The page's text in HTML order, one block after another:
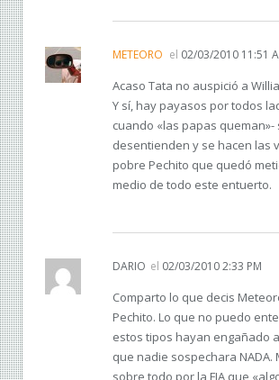
METEORO el 02/03/2010 11:51
Acaso Tata no auspició a
Y sí, hay payasos por todos
cuando «las papas queman»-
desentienden y se hacen las
pobre Pechito que quedó
medio de todo este entuerto.
DARIO el 02/03/2010 2:33 PM
Comparto lo que decis
Pechito. Lo que no puedo
estos tipos hayan engañado
que nadie sospechara NADA.
sobre todo por la FIA que